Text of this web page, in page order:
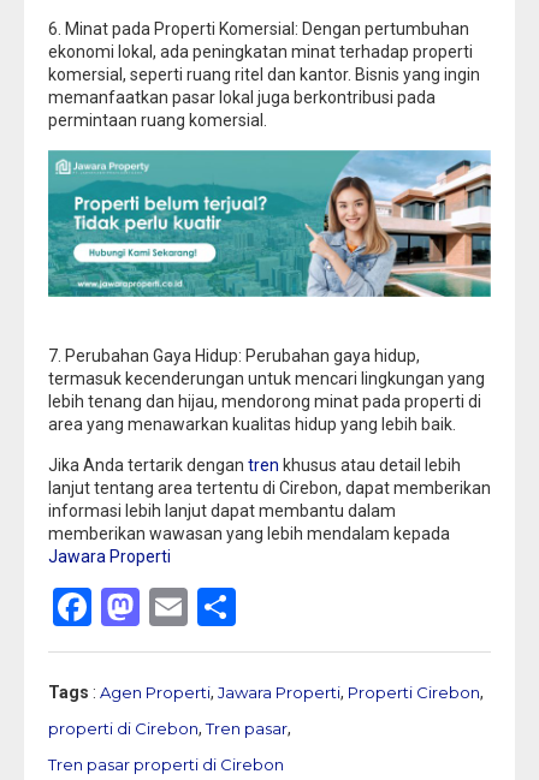
6. Minat pada Properti Komersial: Dengan pertumbuhan
ekonomi lokal, ada peningkatan minat terhadap properti
komersial, seperti ruang ritel dan kantor. Bisnis yang ingin
memanfaatkan pasar lokal juga berkontribusi pada
permintaan ruang komersial.
7. Perubahan Gaya Hidup: Perubahan gaya hidup,
termasuk kecenderungan untuk mencari lingkungan yang
lebih tenang dan hijau, mendorong minat pada properti di
area yang menawarkan kualitas hidup yang lebih baik.
Jika Anda tertarik dengan tren khusus atau detail lebih
lanjut tentang area tertentu di Cirebon, dapat memberikan
informasi lebih lanjut dapat membantu dalam
memberikan wawasan yang lebih mendalam kepada
Jawara Properti
Facebook
Mastodon
Email
Tags : Agen Properti, Jawara Properti, Properti Cirebon,
properti di Cirebon,Tren pasar,
Tren pasar properti di Cirebon